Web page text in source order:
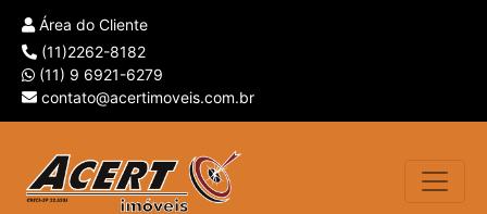
Área do Cliente
(11)2262-8182
(11) 9 6921-6279
contato@acertimoveis.com.br